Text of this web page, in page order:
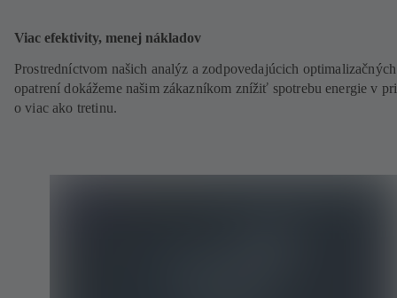
Viac efektivity, menej nákladov
Prostredníctvom našich analýz a zodpovedajúcich optimalizačných
opatrení dokážeme našim zákazníkom znížiť spotrebu energie v
o viac ako tretinu.